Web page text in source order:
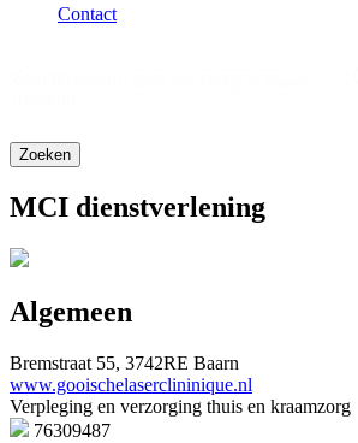
Contact
MCI dienstverlening
Algemeen
Bremstraat 55, 3742RE Baarn
www.gooischelaserclininique.nl
Verpleging en verzorging thuis en kraamzorg
76309487